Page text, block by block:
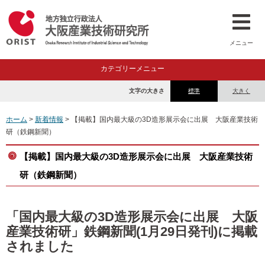
メニュー
カテゴリーメニュー
標準 大きく
文字の大きさ
ホーム > 新着情報 > 【掲載】国内最大級の3D造形展示会に出展 大阪産業技術
研（鉄鋼新聞）
【掲載】国内最大級の3D造形展示会に出展 大阪産業技術
研（鉄鋼新聞）
「国内最大級の3D造形展示会に出展 大阪
産業技術研」鉄鋼新聞(1月29日発刊)に掲載
されました